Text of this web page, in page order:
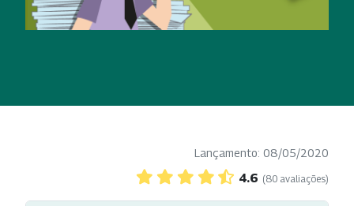
Lançamento: 08/05/2020
4.6 (80 avaliações)